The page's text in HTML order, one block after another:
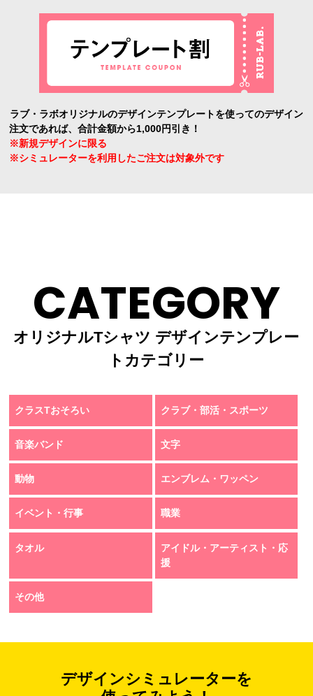
ラブ・ラボオリジナルのデザインテンプレートを使ってのデザイン
注文であれば、合計金額から1,000円引き！
※新規デザインに限る
※シミュレーターを利用したご注文は対象外です
CATEGORY
オリジナルTシャツ デザインテンプレー
トカテゴリー
クラスTおそろい クラブ・部活・スポーツ
音楽バンド 文字
動物 エンブレム・ワッペン
イベント・行事 職業
タオル
アイドル・アーティスト・応
援
その他
デザインシミュレーターを